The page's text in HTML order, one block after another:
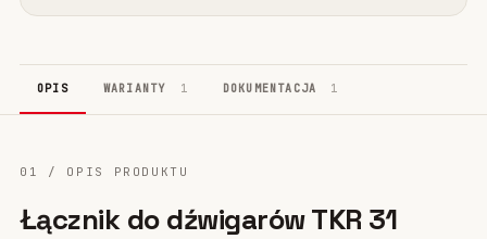
OPIS WARIANTY 1 DOKUMENTACJA 1
01 / OPIS PRODUKTU
Łącznik do dźwigarów TKR 31